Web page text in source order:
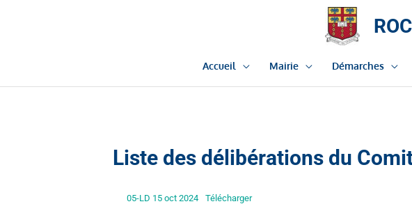
Accueil Mairie Démarches
Liste des délibérations du
05-LD 15 oct 2024 Télécharger